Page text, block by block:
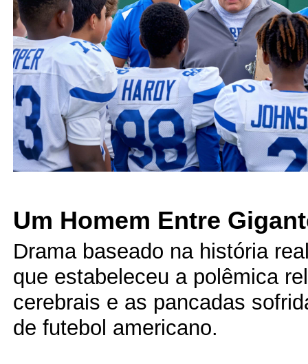
Um Homem Entre
Drama baseado na história
que estabeleceu a polêmica
cerebrais e as pancadas
de futebol americano.